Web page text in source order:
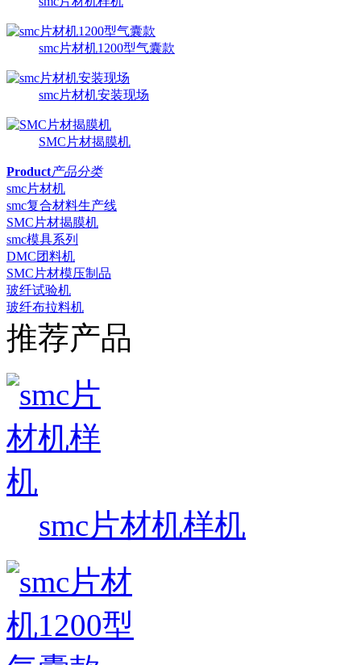
smc片材机1200型气囊款
smc片材机安装现场
SMC片材揭膜机
Product产品分类
smc片材机
smc复合材料生产线
SMC片材揭膜机
smc模具系列
DMC团料机
SMC片材模压制品
玻纤试验机
玻纤布拉料机
推荐产品
smc片材机样机